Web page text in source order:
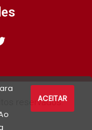
reservados.
ACEITAR